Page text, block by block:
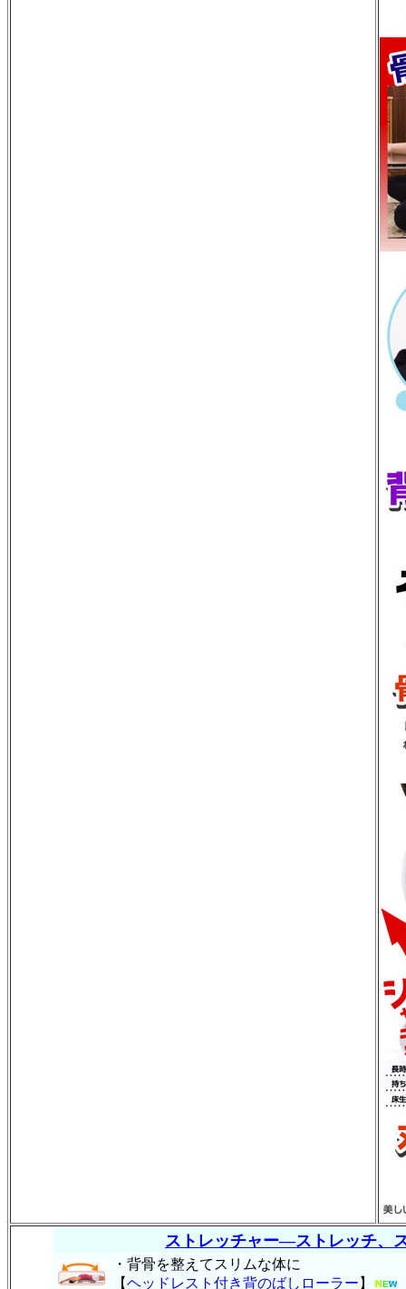
ストレッチャー―ストレッチ、
・背骨を整えてスリムな体に
【ヘッドレスト付き背のばしローラー 】